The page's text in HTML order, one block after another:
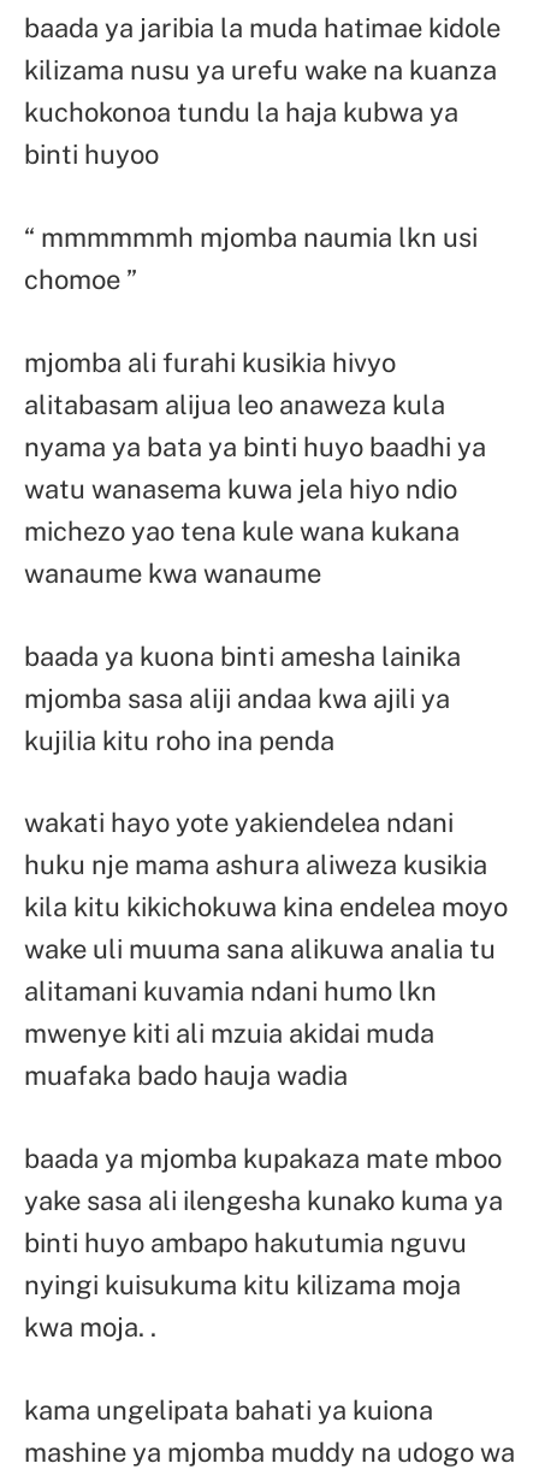
baada ya jaribia la muda hatimae kidole
kilizama nusu ya urefu wake na kuanza
kuchokonoa tundu la haja kubwa ya
binti huyoo
“ mmmmmmh mjomba naumia lkn usi
chomoe ”
mjomba ali furahi kusikia hivyo
alitabasam alijua leo anaweza kula
nyama ya bata ya binti huyo baadhi ya
watu wanasema kuwa jela hiyo ndio
michezo yao tena kule wana kukana
wanaume kwa wanaume
baada ya kuona binti amesha lainika
mjomba sasa aliji andaa kwa ajili ya
kujilia kitu roho ina penda
wakati hayo yote yakiendelea ndani
huku nje mama ashura aliweza kusikia
kila kitu kikichokuwa kina endelea moyo
wake uli muuma sana alikuwa analia tu
alitamani kuvamia ndani humo lkn
mwenye kiti ali mzuia akidai muda
muafaka bado hauja wadia
baada ya mjomba kupakaza mate mboo
yake sasa ali ilengesha kunako kuma ya
binti huyo ambapo hakutumia nguvu
nyingi kuisukuma kitu kilizama moja
kwa moja. .
kama ungelipata bahati ya kuiona
mashine ya mjomba muddy na udogo wa